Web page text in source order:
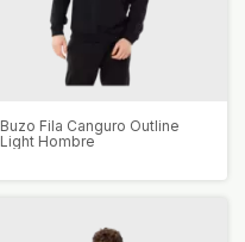
Buzo Fila Canguro Outline
Light Hombre